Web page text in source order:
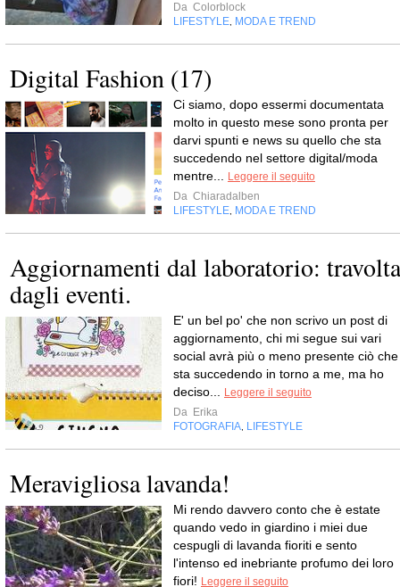
Da Colorblock
LIFESTYLE, MODA E TREND
Digital Fashion (17)
Ci siamo, dopo essermi documentata
molto in questo mese sono pronta per
darvi spunti e news su quello che sta
succedendo nel settore digital/moda
mentre... Leggere il seguito
Da Chiaradalben
LIFESTYLE, MODA E TREND
Aggiornamenti dal laboratorio: travolta
dagli eventi.
E' un bel po' che non scrivo un post di
aggiornamento, chi mi segue sui vari
social avrà più o meno presente ciò che
sta succedendo in torno a me, ma ho
deciso... Leggere il seguito
Da Erika
FOTOGRAFIA, LIFESTYLE
Meravigliosa lavanda!
Mi rendo davvero conto che è estate
quando vedo in giardino i miei due
cespugli di lavanda fioriti e sento
l'intenso ed inebriante profumo dei loro
fiori! Leggere il seguito